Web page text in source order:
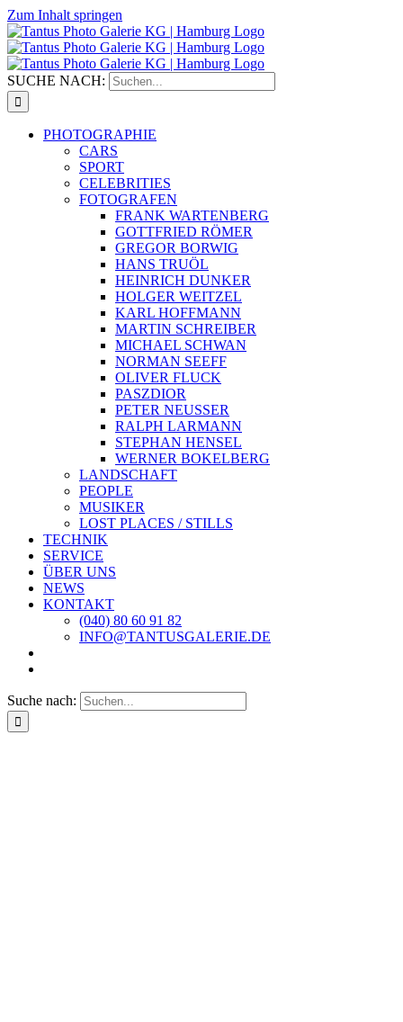
Zum Inhalt springen
SUCHE NACH:
PHOTOGRAPHIE
CARS
SPORT
CELEBRITIES
FOTOGRAFEN
FRANK WARTENBERG
GOTTFRIED RÖMER
GREGOR BORWIG
HANS TRUÖL
HEINRICH DUNKER
HOLGER WEITZEL
KARL HOFFMANN
MARTIN SCHREIBER
MICHAEL SCHWAN
NORMAN SEEFF
OLIVER FLUCK
PASZDIOR
PETER NEUSSER
RALPH LARMANN
STEPHAN HENSEL
WERNER BOKELBERG
LANDSCHAFT
PEOPLE
MUSIKER
LOST PLACES / STILLS
TECHNIK
SERVICE
ÜBER UNS
NEWS
KONTAKT
(040) 80 60 91 82
INFO@TANTUSGALERIE.DE
Suche nach: